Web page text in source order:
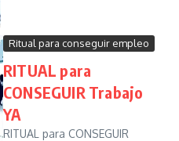
Ritual para conseguir empleo
RITUAL para
CONSEGUIR Trabajo
YA
RITUAL para CONSEGUIR